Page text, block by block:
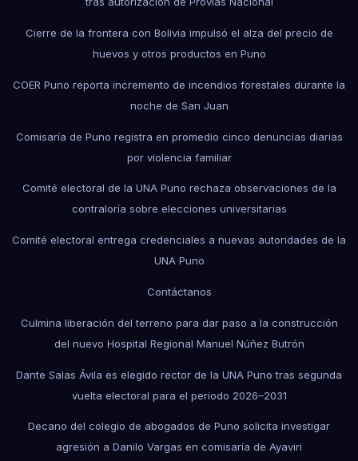
Cierre de la frontera con Bolivia impulsó el alza del precio de
huevos y otros productos en Puno
COER Puno reporta incremento de incendios forestales durante la
noche de San Juan
Comisaría de Puno registra en promedio cinco denuncias diarias
por violencia familiar
Comité electoral de la UNA Puno rechaza observaciones de la
contraloría sobre elecciones universitarias
Comité electoral entrega credenciales a nuevas autoridades de la
UNA Puno
Contáctanos
Culmina liberación del terreno para dar paso a la construcción
del nuevo Hospital Regional Manuel Núñez Butrón
Dante Salas Ávila es elegido rector de la UNA Puno tras segunda
vuelta electoral para el periodo 2026–2031
Decano del colegio de abogados de Puno solicita investigar
agresión a Danilo Vargas en comisaría de Ayaviri